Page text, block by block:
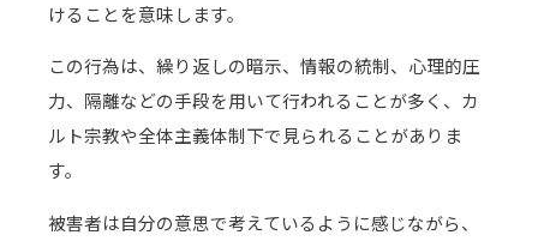
けることを意味します。
この行為は、繰り返しの暗示、情報の統制、心理的圧
力、隔離などの手段を用いて行われることが多く、カ
ルト宗教や全体主義体制下で見られることがありま
す。
被害者は自分の意思で考えているように感じながら、